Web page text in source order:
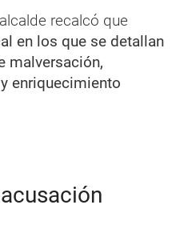
recalcó que
en los que se detallan
malversación,
enriquecimiento